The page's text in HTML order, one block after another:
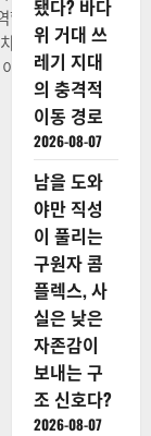
할을 하는 것은
료제로서의 기능은
미지)
됐다? 바다
위 거대 쓰
레기 지대
의 충격적
이동 경로
2026-08-07
남을 도와
야만 직성
이 풀리는
구원자 콤
플렉스, 사
실은 낮은
자존감이
보내는 구
조 신호다?
2026-08-07